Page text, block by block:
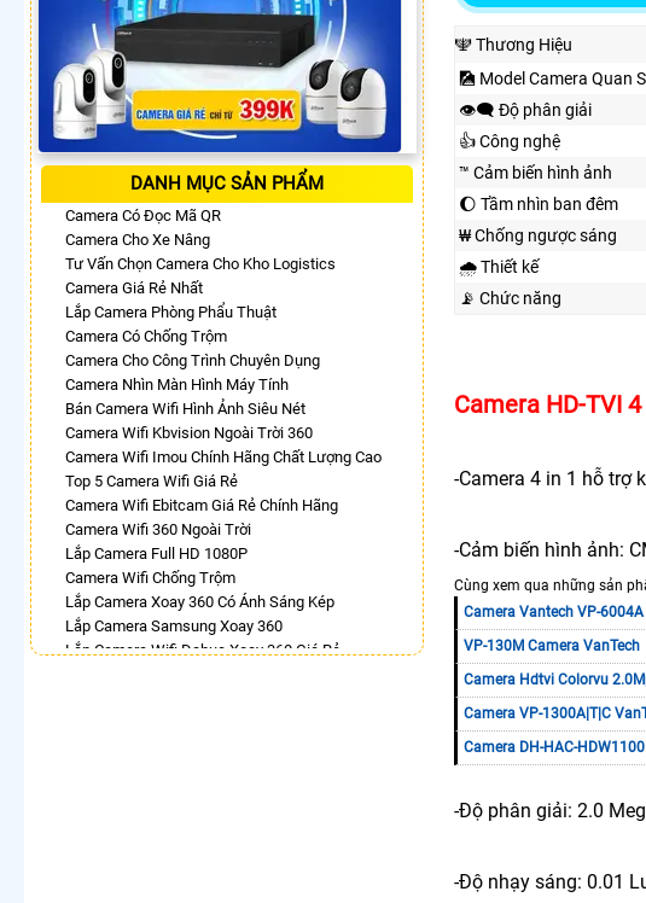
DANH MỤC SẢN PHẨM
Camera Có Đọc Mã QR
Camera Cho Xe Nâng
Tư Vấn Chọn Camera Cho Kho Logistics
Camera Giá Rẻ Nhất
Lắp Camera Phòng Phẩu Thuật
Camera Có Chống Trộm
Camera Cho Công Trình Chuyên Dụng
Camera Nhìn Màn Hình Máy Tính
Bán Camera Wifi Hình Ảnh Siêu Nét
Camera Wifi Kbvision Ngoài Trời 360
Camera Wifi Imou Chính Hãng Chất Lượng Cao
Top 5 Camera Wifi Giá Rẻ
Camera Wifi Ebitcam Giá Rẻ Chính Hãng
Camera Wifi 360 Ngoài Trời
Lắp Camera Full HD 1080P
Camera Wifi Chống Trộm
Lắp Camera Xoay 360 Có Ánh Sáng Kép
Lắp Camera Samsung Xoay 360
Lắp Camera Wifi Dahua Xoay 360 Giá Rẻ
🕎 Thương Hiệu
🎑 Model Camera Quan
👁️‍🗨 Độ phân giải
👍 Công nghệ
™️ Cảm biến hình ảnh
🌔 Tầm nhìn ban đêm
₩ Chống ngược sáng
🌧️ Thiết kế
📡 Chức năng
Camera HD-TVI
-Camera 4 in 1 hỗ trợ
-Cảm biến hình ảnh:
Cùng xem qua những sản
Camera Vantech VP-6004A
VP-130M Camera VanTech
Camera Hdtvi Colorvu
Camera VP-1300A|T|C
Camera DH-HAC-
-Độ phân giải: 2.0
-Độ nhạy sáng: 0.01